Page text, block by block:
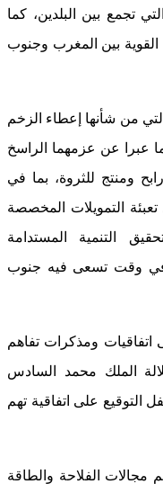
تجمع بين البلدين، كما
القوية بين المغرب وجنوب
من شأنها إعطاء الزخم
عبرا عن عزمهما الراسخ
ومنتج للثروة، بما في
التمويلات المخصصة
التنمية المستدامة
في وقت تسعى فيه جنوب
اتفاقيات ومذكرات تفاهم
الملك محمد السادس
التوقيع على اتفاقية تهم
مجالات الفلاحة والطاقة